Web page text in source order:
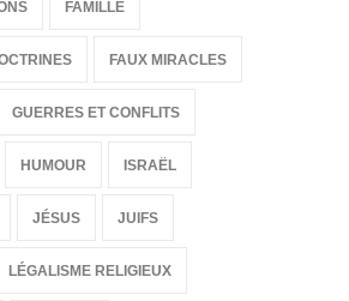
FAMILLE
FAUX MIRACLES
GUERRES ET CONFLITS
HUMOUR ISRAËL
JÉSUS JUIFS
LÉGALISME RELIGIEUX